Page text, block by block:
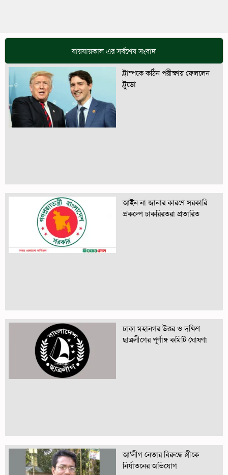
যায়যায়কাল এর সর্বশেষ সংবাদ
ট্রাম্পকে কঠিন পরীক্ষায় ফেললেন
ট্রুডো
আইন না জানার কারণে সরকারি
প্রকল্পে চাকরিরতরা প্রতারিত
ঢাকা মহানগর উত্তর ও দক্ষিণ
ছাত্রলীগের পূর্ণাঙ্গ কমিটি ঘোষণা
আ’লীগ নেতার বিরুদ্ধে স্ত্রীকে
নির্যাতনের অভিযোগ